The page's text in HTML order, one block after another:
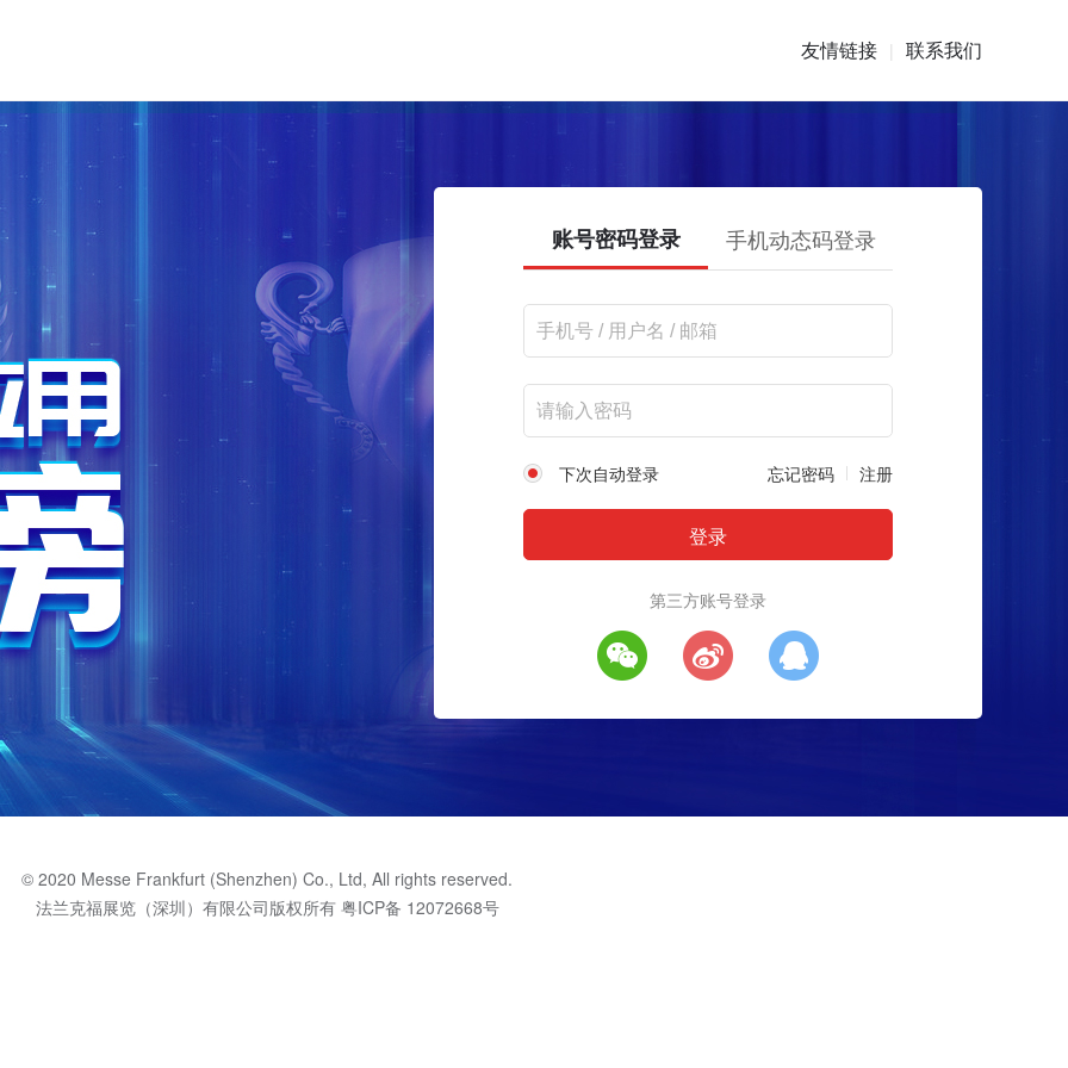
友情链接 | 联系我们
账号密码登录 手机动态码登录
下次自动登录 忘记密码 注册
第三方账号登录
© 2020 Messe Frankfurt (Shenzhen) Co., Ltd, All rights reserved.
法兰克福展览（深圳）有限公司版权所有 粤ICP备 12072668号